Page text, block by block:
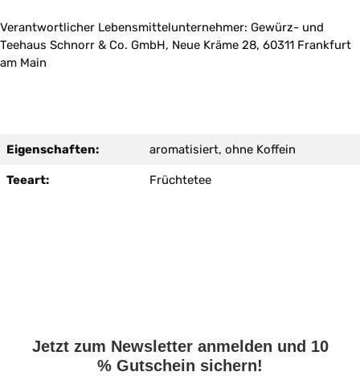
Verantwortlicher Lebensmittelunternehmer: Gewürz- und
Teehaus Schnorr & Co. GmbH, Neue Kräme 28, 60311 Frankfurt
am Main
Eigenschaften: aromatisiert, ohne Koffein
Teeart: Früchtetee
Jetzt zum Newsletter anmelden und 10
% Gutschein sichern!